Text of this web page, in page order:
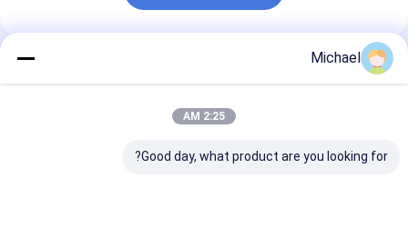
المنتجات الموصى بها
Michael
2:25 AM
Good day, what product are you looking for?